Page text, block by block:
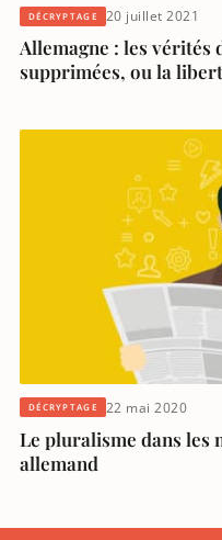
DÉCRYPTAGE 20 juillet 2021
Allemagne : les vérités
supprimées, ou la
DÉCRYPTAGE 22 mai 2020
Le pluralisme dans les
allemand